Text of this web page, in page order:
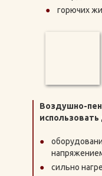
горючих
Воздушно-
сильно